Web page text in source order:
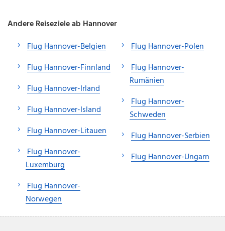
Andere Reiseziele ab Hannover
Flug Hannover-Belgien
Flug Hannover-Finnland
Flug Hannover-Irland
Flug Hannover-Island
Flug Hannover-Litauen
Flug Hannover-
Luxemburg
Flug Hannover-
Norwegen
Flug Hannover-Polen
Flug Hannover-
Rumänien
Flug Hannover-
Schweden
Flug Hannover-Serbien
Flug Hannover-Ungarn